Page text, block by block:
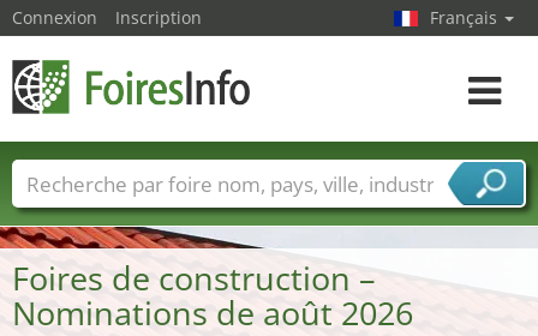
Foires de construction –
Nominations de août 2026
Connexion Inscription Français
Toggle
Foire noms Pays Villes
Secteurs de foire
Secteurs du fournisseur de services